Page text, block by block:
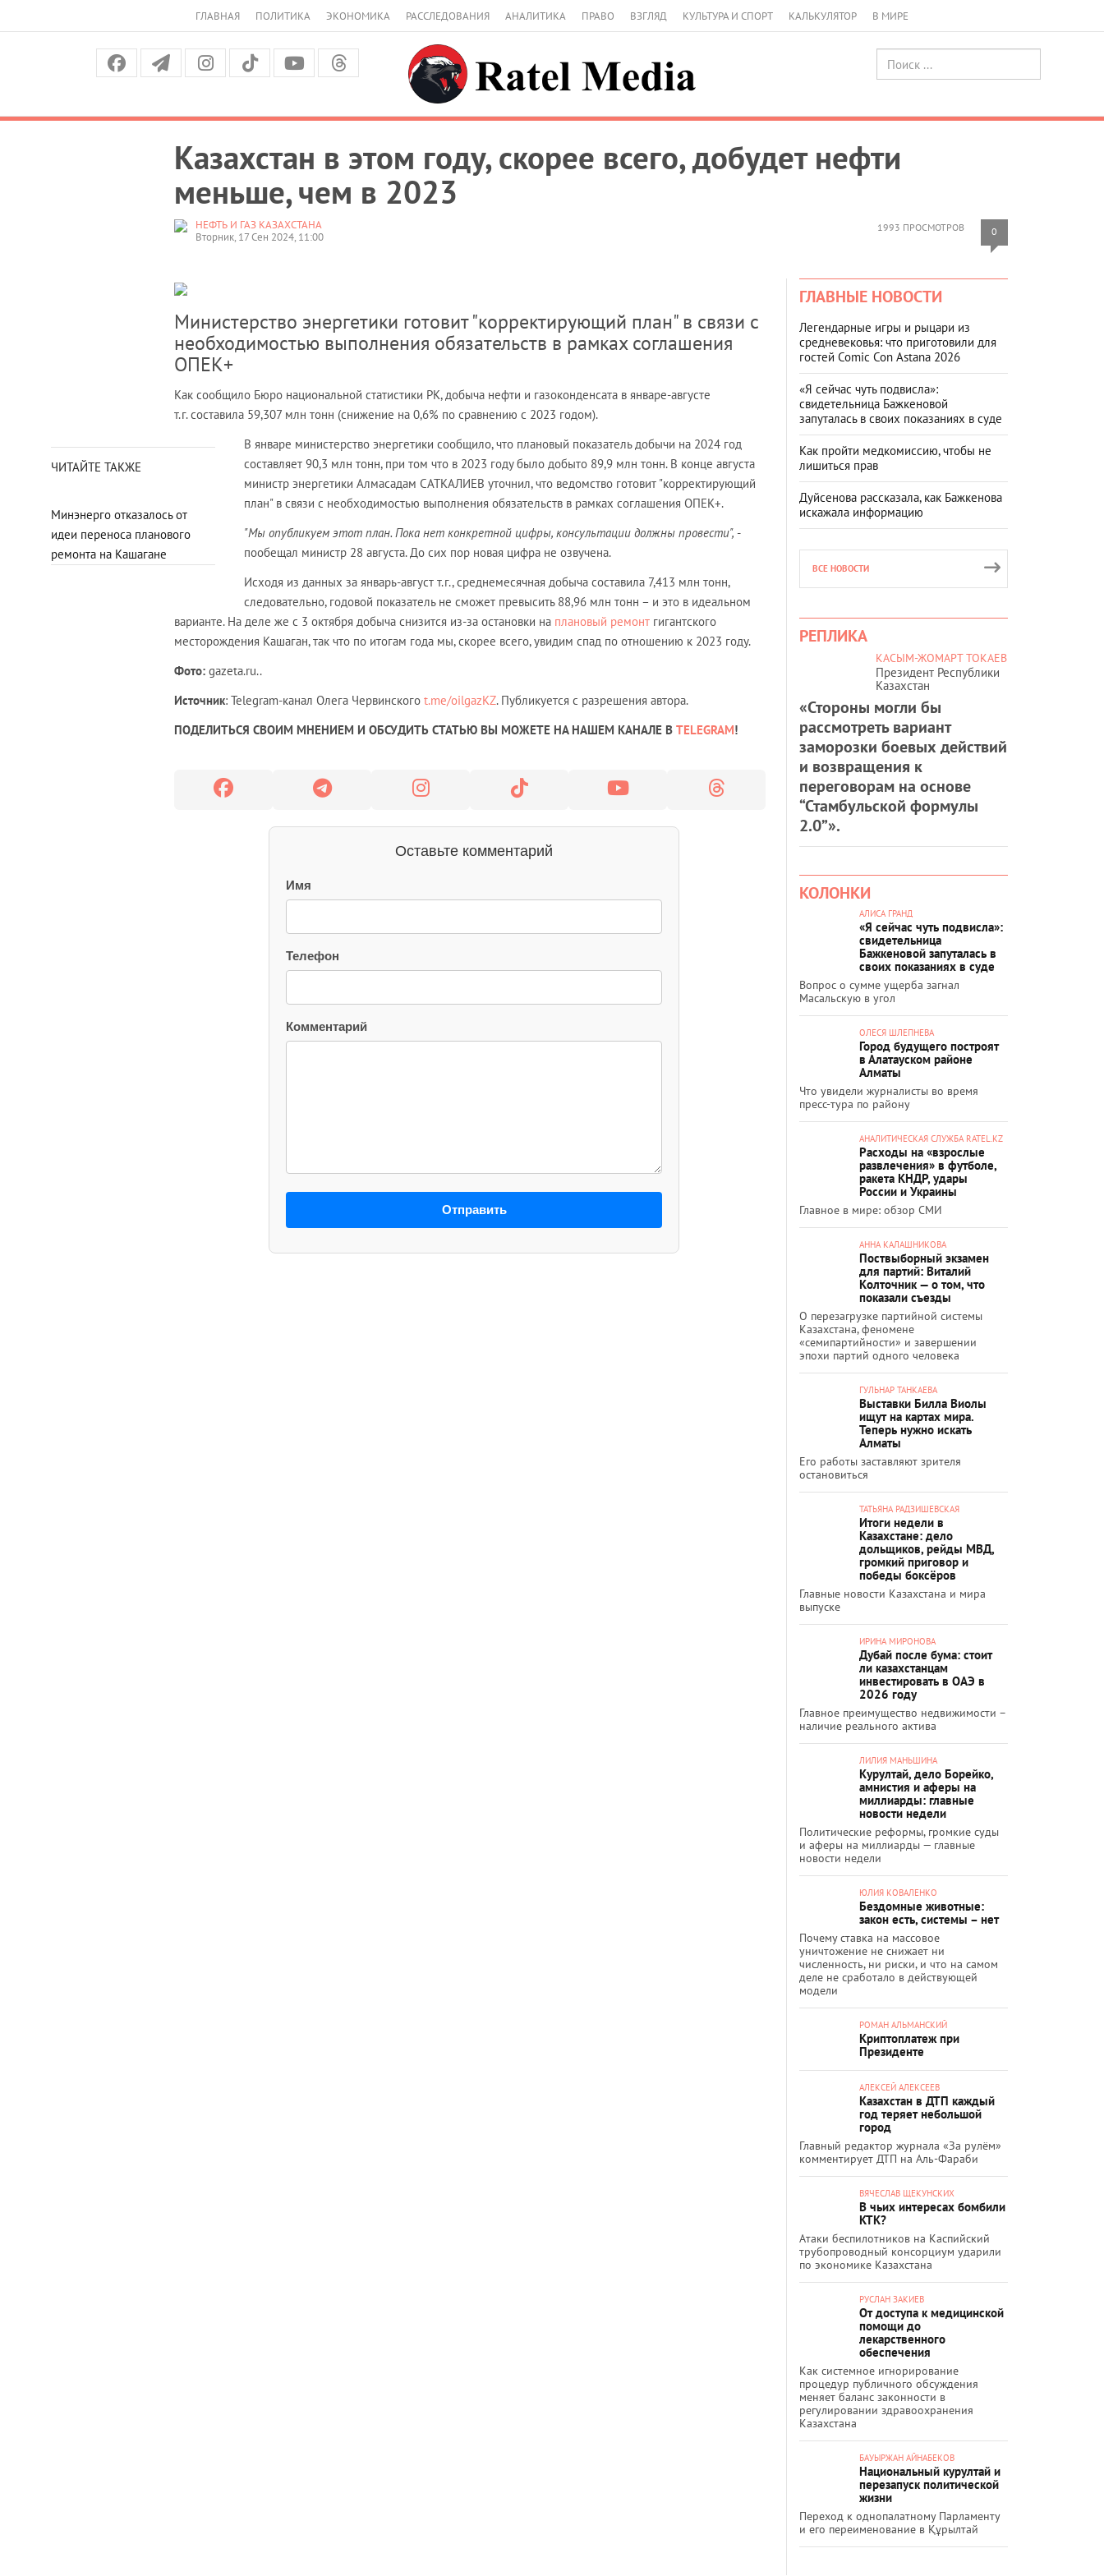
ГЛАВНАЯ ПОЛИТИКА ЭКОНОМИКА РАССЛЕДОВАНИЯ АНАЛИТИКА ПРАВО ВЗГЛЯД КУЛЬТУРА И СПОРТ КАЛЬКУЛЯТОР В МИРЕ
Казахстан в этом году, скорее всего, добудет нефти
меньше, чем в 2023
1993 ПРОСМОТРОВ 0
НЕФТЬ И ГАЗ КАЗАХСТАНА
Вторник, 17 Сен 2024, 11:00
Министерство энергетики готовит "корректирующий план" в связи с
необходимостью выполнения обязательств в рамках соглашения
ОПЕК+
Как сообщило Бюро национальной статистики РК, добыча нефти и газоконденсата в январе-августе
т.г. составила 59,307 млн тонн (снижение на 0,6% по сравнению с 2023 годом).
ЧИТАЙТЕ ТАКЖЕ
Минэнерго отказалось от
идеи переноса планового
ремонта на Кашагане
В январе министерство энергетики сообщило, что плановый показатель добычи на 2024 год
составляет 90,3 млн тонн, при том что в 2023 году было добыто 89,9 млн тонн. В конце августа
министр энергетики Алмасадам САТКАЛИЕВ уточнил, что ведомство готовит "корректирующий
план" в связи с необходимостью выполнения обязательств в рамках соглашения ОПЕК+.
"Мы опубликуем этот план. Пока нет конкретной цифры, консультации должны провести", -
пообещал министр 28 августа. До сих пор новая цифра не озвучена.
Исходя из данных за январь-август т.г., среднемесячная добыча составила 7,413 млн тонн,
следовательно, годовой показатель не сможет превысить 88,96 млн тонн – и это в идеальном
варианте. На деле же с 3 октября добыча снизится из-за остановки на плановый ремонт гигантского
месторождения Кашаган, так что по итогам года мы, скорее всего, увидим спад по отношению к 2023 году.
Фото: gazeta.ru..
Источник: Telegram-канал Олега Червинского t.me/oilgazKZ. Публикуется с разрешения автора.
ПОДЕЛИТЬСЯ СВОИМ МНЕНИЕМ И ОБСУДИТЬ СТАТЬЮ ВЫ МОЖЕТЕ НА НАШЕМ КАНАЛЕ В TELEGRAM!
Оставьте комментарий
Имя
Телефон
Комментарий
Отправить
ГЛАВНЫЕ НОВОСТИ
Легендарные игры и рыцари из
средневековья: что приготовили для
гостей Comic Con Astana 2026
«Я сейчас чуть подвисла»:
свидетельница Бажкеновой
запуталась в своих показаниях в суде
Как пройти медкомиссию, чтобы не
лишиться прав
Дуйсенова рассказала, как Бажкенова
искажала информацию
ВСЕ НОВОСТИ
РЕПЛИКА
КАСЫМ-ЖОМАРТ ТОКАЕВ
Президент Республики
Казахстан
«Стороны могли бы
рассмотреть вариант
заморозки боевых действий
и возвращения к
переговорам на основе
“Стамбульской формулы
2.0”».
КОЛОНКИ
АЛИСА ГРАНД
«Я сейчас чуть подвисла»:
свидетельница
Бажкеновой запуталась в
своих показаниях в суде
Вопрос о сумме ущерба загнал
Масальскую в угол
ОЛЕСЯ ШЛЕПНЕВА
Город будущего построят
в Алатауском районе
Алматы
Что увидели журналисты во время
пресс-тура по району
АНАЛИТИЧЕСКАЯ СЛУЖБА RATEL.KZ
Расходы на «взрослые
развлечения» в футболе,
ракета КНДР, удары
России и Украины
Главное в мире: обзор СМИ
АННА КАЛАШНИКОВА
Поствыборный экзамен
для партий: Виталий
Колточник — о том, что
показали съезды
О перезагрузке партийной системы
Казахстана, феномене
«семипартийности» и завершении
эпохи партий одного человека
ГУЛЬНАР ТАНКАЕВА
Выставки Билла Виолы
ищут на картах мира.
Теперь нужно искать
Алматы
Его работы заставляют зрителя
остановиться
ТАТЬЯНА РАДЗИШЕВСКАЯ
Итоги недели в
Казахстане: дело
дольщиков, рейды МВД,
громкий приговор и
победы боксёров
Главные новости Казахстана и мира
выпуске
ИРИНА МИРОНОВА
Дубай после бума: стоит
ли казахстанцам
инвестировать в ОАЭ в
2026 году
Главное преимущество недвижимости –
наличие реального актива
ЛИЛИЯ МАНЬШИНА
Курултай, дело Борейко,
амнистия и аферы на
миллиарды: главные
новости недели
Политические реформы, громкие суды
и аферы на миллиарды — главные
новости недели
ЮЛИЯ КОВАЛЕНКО
Бездомные животные:
закон есть, системы – нет
Почему ставка на массовое
уничтожение не снижает ни
численность, ни риски, и что на самом
деле не сработало в действующей
модели
РОМАН АЛЬМАНСКИЙ
Криптоплатеж при
Президенте
АЛЕКСЕЙ АЛЕКСЕЕВ
Казахстан в ДТП каждый
год теряет небольшой
город
Главный редактор журнала «За рулём»
комментирует ДТП на Аль-Фараби
ВЯЧЕСЛАВ ЩЕКУНСКИХ
В чьих интересах бомбили
КТК?
Атаки беспилотников на Каспийский
трубопроводный консорциум ударили
по экономике Казахстана
РУСЛАН ЗАКИЕВ
От доступа к медицинской
помощи до
лекарственного
обеспечения
Как системное игнорирование
процедур публичного обсуждения
меняет баланс законности в
регулировании здравоохранения
Казахстана
БАУЫРЖАН АЙНАБЕКОВ
Национальный курултай и
перезапуск политической
жизни
Переход к однопалатному Парламенту
и его переименование в Құрылтай